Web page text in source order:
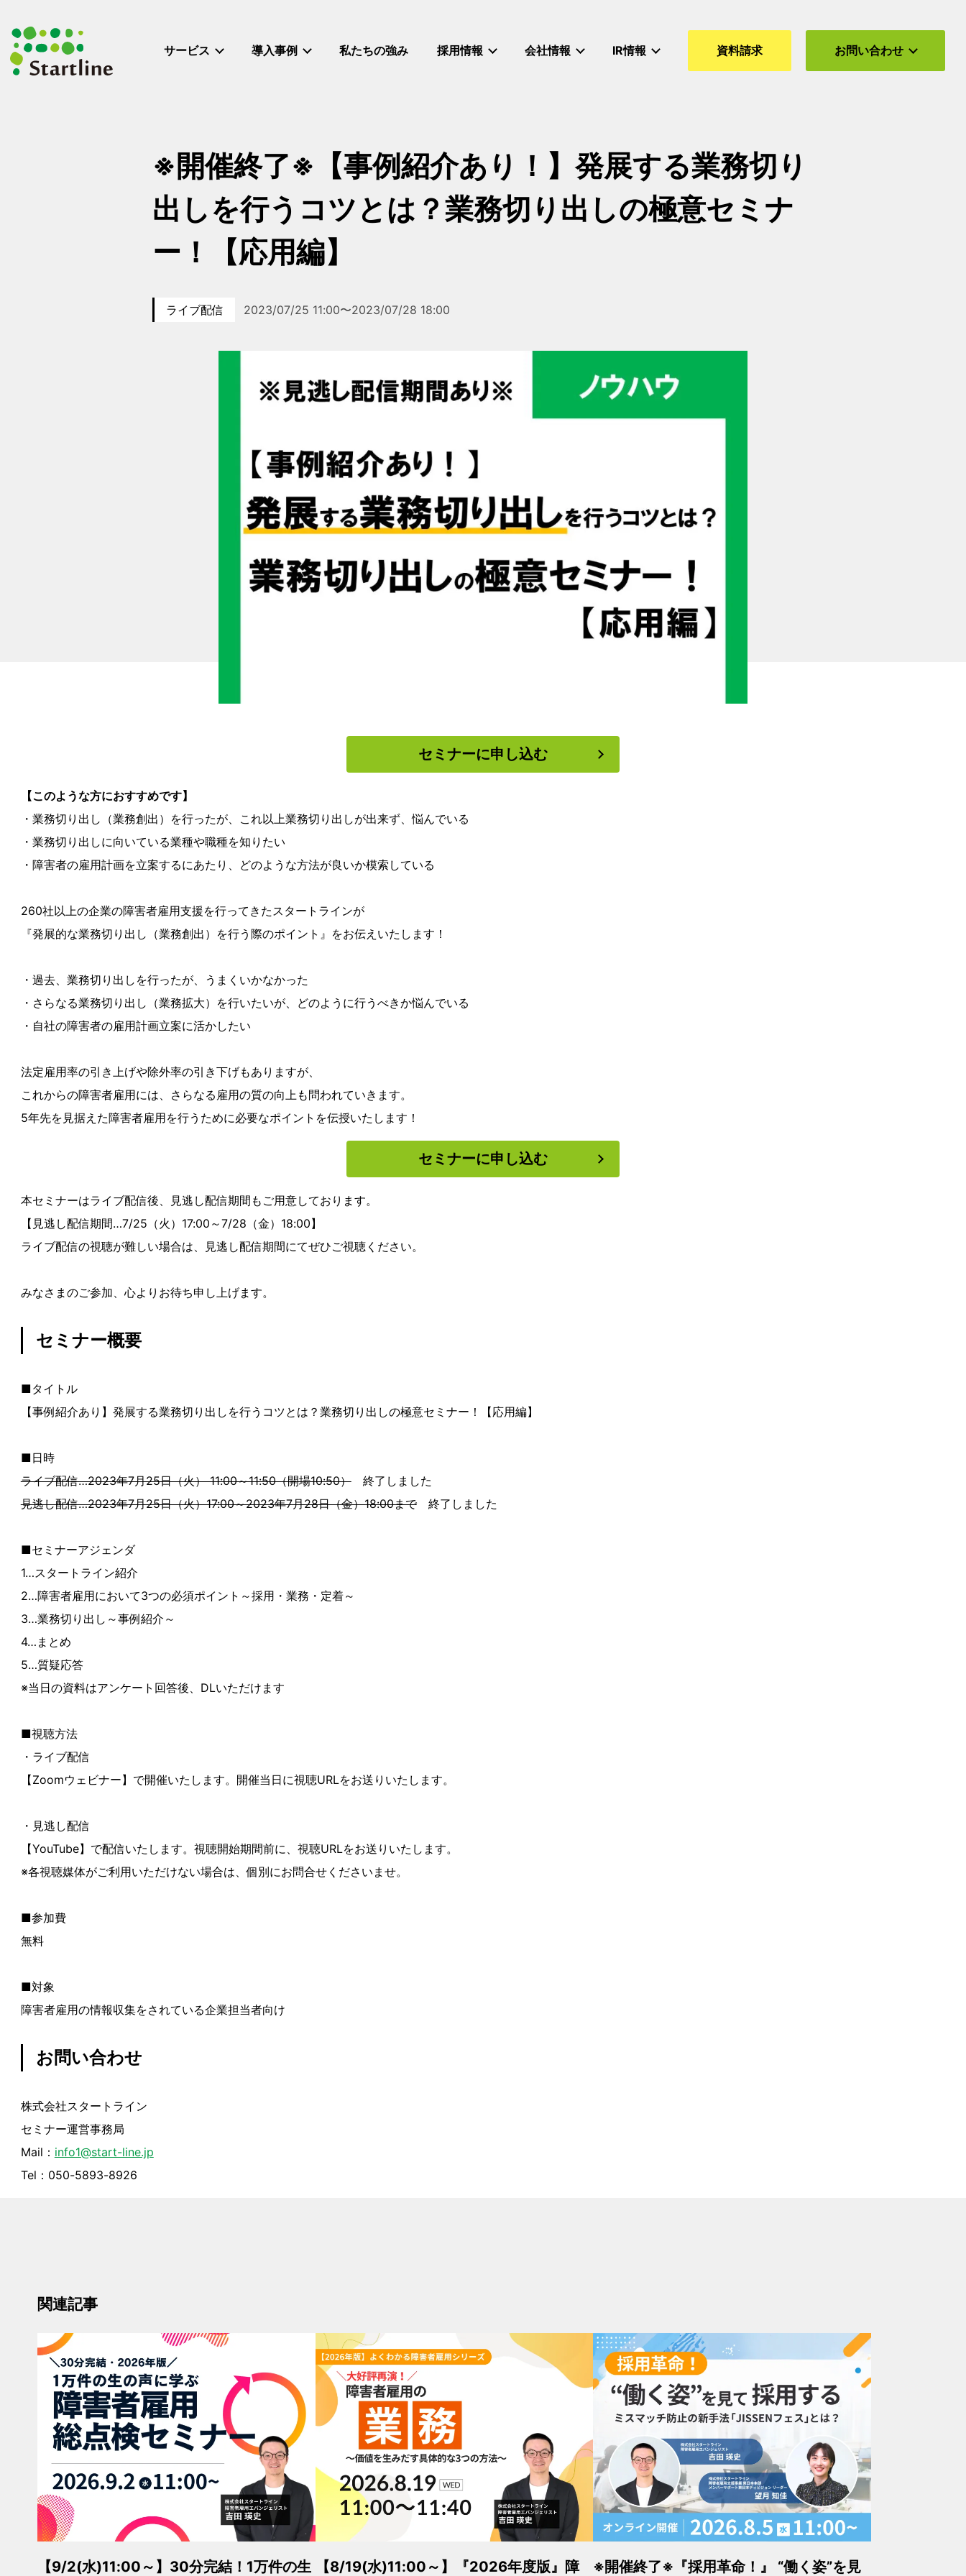
コ
サービス 導入事例 私たちの強み 採用情報 会社情報 IR情報 資料請求 お問い合わせ
※開催終了※【事例紹介あり！】発展する業務切り
出しを行うコツとは？業務切り出しの極意セミナ
ー！【応用編】
カテゴリー
ライブ配信
イベント日
2023/07/25 11:00〜2023/07/28 18:00
セミナーに申し込む
【このような方におすすめです】
・業務切り出し（業務創出）を行ったが、これ以上業務切り出しが出来ず、悩んでいる
・業務切り出しに向いている業種や職種を知りたい
・障害者の雇用計画を立案するにあたり、どのような方法が良いか模索している
260社以上の企業の障害者雇用支援を行ってきたスタートラインが
『発展的な業務切り出し（業務創出）を行う際のポイント』をお伝えいたします！
・過去、業務切り出しを行ったが、うまくいかなかった
・さらなる業務切り出し（業務拡大）を行いたいが、どのように行うべきか悩んでいる
・自社の障害者の雇用計画立案に活かしたい
法定雇用率の引き上げや除外率の引き下げもありますが、
これからの障害者雇用には、さらなる雇用の質の向上も問われていきます。
5年先を見据えた障害者雇用を行うために必要なポイントを伝授いたします！
セミナーに申し込む
本セミナーはライブ配信後、見逃し配信期間もご用意しております。
【見逃し配信期間…7/25（火）17:00～7/28（金）18:00】
ライブ配信の視聴が難しい場合は、見逃し配信期間にてぜひご視聴ください。
みなさまのご参加、心よりお待ち申し上げます。
セミナー概要
■タイトル
【事例紹介あり】発展する業務切り出しを行うコツとは？業務切り出しの極意セミナー！【応用編】
■日時
ライブ配信…2023年7月25日（火） 11:00～11:50（開場10:50）終了しました
見逃し配信…2023年7月25日（火）17:00～2023年7月28日（金）18:00まで終了しました
■セミナーアジェンダ
1…スタートライン紹介
2…障害者雇用において3つの必須ポイント～採用・業務・定着～
3…業務切り出し～事例紹介～
4…まとめ
5…質疑応答
※当日の資料はアンケート回答後、DLいただけます
■視聴方法
・ライブ配信
【Zoomウェビナー】で開催いたします。開催当日に視聴URLをお送りいたします。
・見逃し配信
【YouTube】で配信いたします。視聴開始期間前に、視聴URLをお送りいたします。
※各視聴媒体がご利用いただけない場合は、個別にお問合せくださいませ。
■参加費
無料
■対象
障害者雇用の情報収集をされている企業担当者向け
お問い合わせ
株式会社スタートライン
セミナー運営事務局
Mail： info1@start-line.jp
Tel：050-5893-8926
関連記事
【9/2(水)11:00～】30分完結！1万件の生 【8/19(水)11:00～】『2026年度版』障 ※開催終了※『採用革命！』 “働く姿”を見